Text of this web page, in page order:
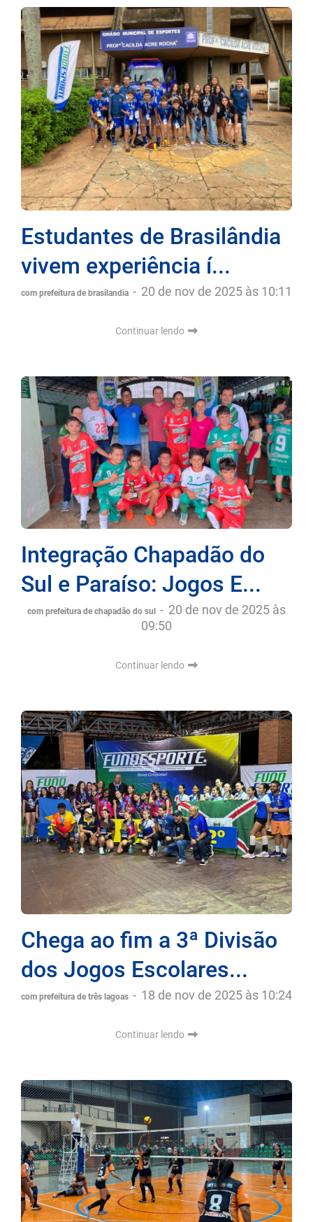
Estudantes de Brasilândia
vivem experiência í...
com prefeitura de brasilandia - 20 de nov de 2025 às 10:11
Continuar lendo
Integração Chapadão do
Sul e Paraíso: Jogos E...
com prefeitura de chapadão do sul - 20 de nov de 2025 às
09:50
Continuar lendo
Chega ao fim a 3ª Divisão
dos Jogos Escolares...
com prefeitura de três lagoas - 18 de nov de 2025 às 10:24
Continuar lendo